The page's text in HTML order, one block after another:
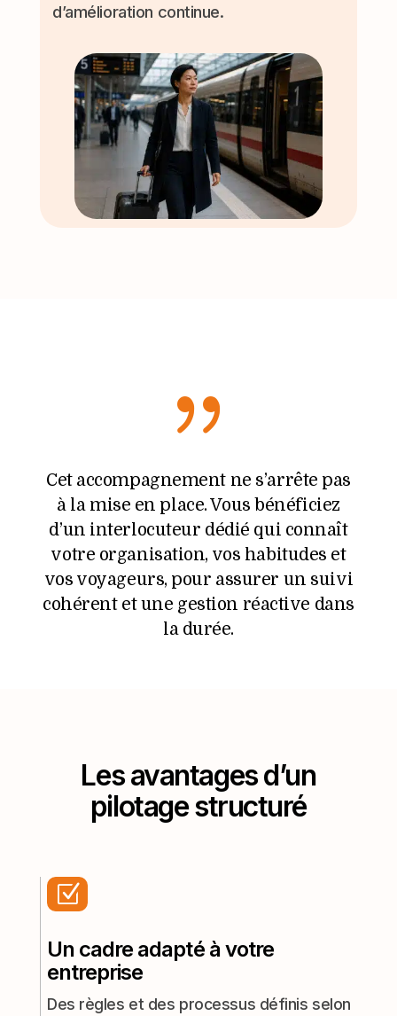
d’amélioration continue.
{
Cet accompagnement ne s’arrête pas
à la mise en place. Vous bénéficiez
d’un interlocuteur dédié qui connaît
votre organisation, vos habitudes et
vos voyageurs, pour assurer un suivi
cohérent et une gestion réactive dans
la durée.
Les avantages d’un
pilotage structuré
Z
Un cadre adapté à votre
entreprise
Des règles et des processus définis selon